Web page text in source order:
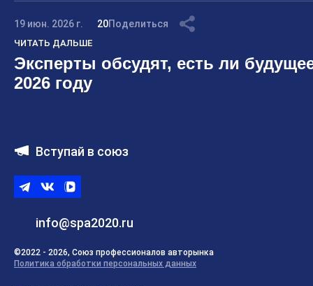
19 июн. 2026 г. 20Поделиться
ЧИТАТЬ ДАЛЬШЕ
Эксперты обсудят, есть ли
2026 году
Вступай в союз
info@spa2020.ru
TelegramВКонтакте
ВК
©2022 - 2026, Союз профессионалов авторынка
Политика обработки персональных данных